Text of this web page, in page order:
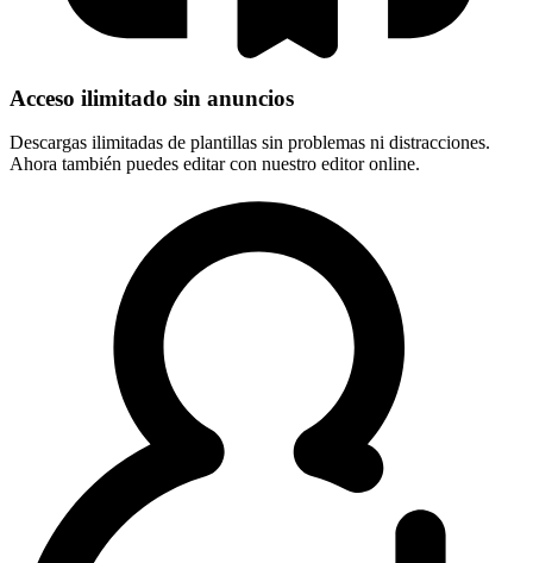
Acceso ilimitado sin anuncios
Descargas ilimitadas de plantillas sin problemas ni distracciones.
Ahora también puedes editar con nuestro editor online.